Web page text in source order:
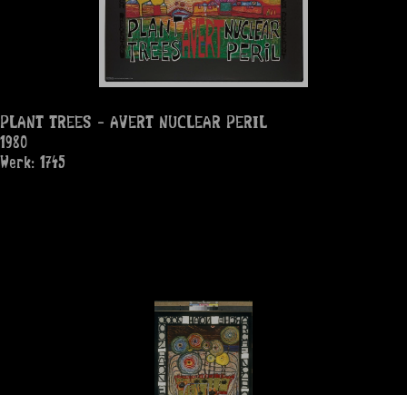
PLANT TREES - AVERT NUCLEAR PERIL
1980
Werk: 1745